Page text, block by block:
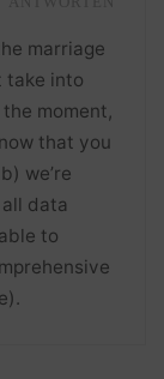
marriage
take into
moment,
that you
we’re
data
to